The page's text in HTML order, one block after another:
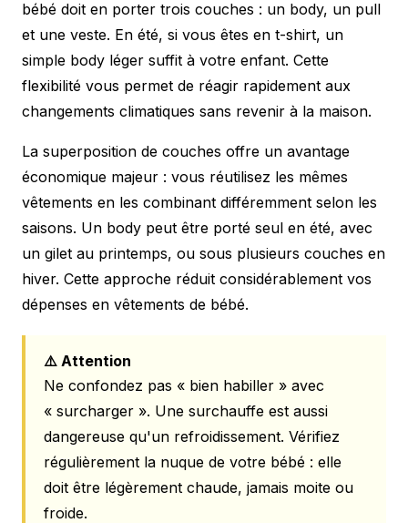
bébé doit en porter trois couches : un body, un pull
et une veste. En été, si vous êtes en t-shirt, un
simple body léger suffit à votre enfant. Cette
flexibilité vous permet de réagir rapidement aux
changements climatiques sans revenir à la maison.
La superposition de couches offre un avantage
économique majeur : vous réutilisez les mêmes
vêtements en les combinant différemment selon les
saisons. Un body peut être porté seul en été, avec
un gilet au printemps, ou sous plusieurs couches en
hiver. Cette approche réduit considérablement vos
dépenses en vêtements de bébé.
⚠️ Attention
Ne confondez pas « bien habiller » avec
« surcharger ». Une surchauffe est aussi
dangereuse qu'un refroidissement. Vérifiez
régulièrement la nuque de votre bébé : elle
doit être légèrement chaude, jamais moite ou
froide.